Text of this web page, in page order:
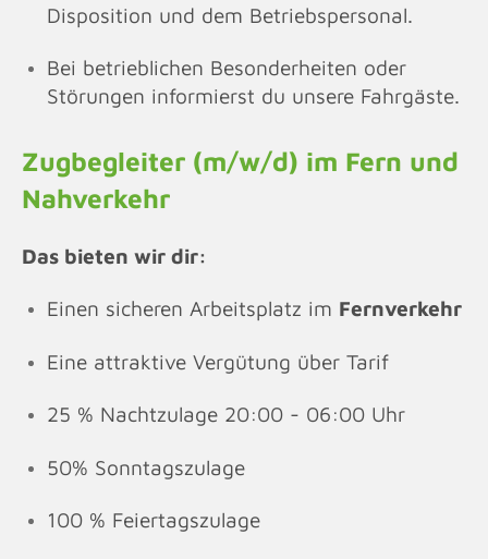
Disposition und dem Betriebspersonal.
Bei betrieblichen Besonderheiten oder
Störungen informierst du unsere Fahrgäste.
Zugbegleiter (m/w/d) im Fern und
Nahverkehr
Das bieten wir dir:
Einen sicheren Arbeitsplatz im Fernverkehr
Eine attraktive Vergütung über Tarif
25 % Nachtzulage 20:00 - 06:00 Uhr
50% Sonntagszulage
100 % Feiertagszulage